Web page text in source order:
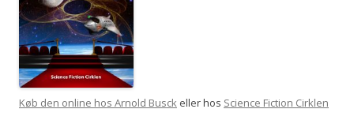
Køb den online hos Arnold Busck eller hos Science Fiction Cirklen